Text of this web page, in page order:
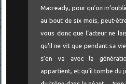
Macready, pour qu’on
au bout de six mois, peut-
vous donc que l’acteur ne
qu’il ne vit que pendant sa
s’en va avec la
appartient, et qu’il tombe du